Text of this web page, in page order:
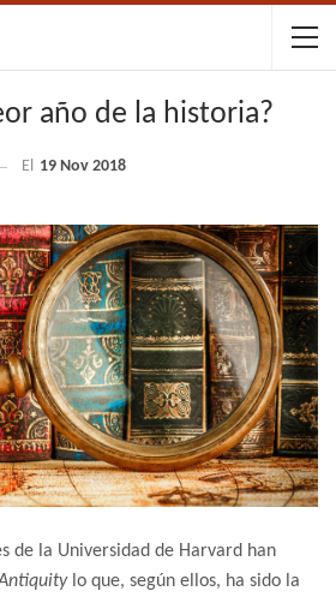
año de la historia?
El 19 Nov 2018
de la Universidad de Harvard han
lo que, según ellos, ha sido la